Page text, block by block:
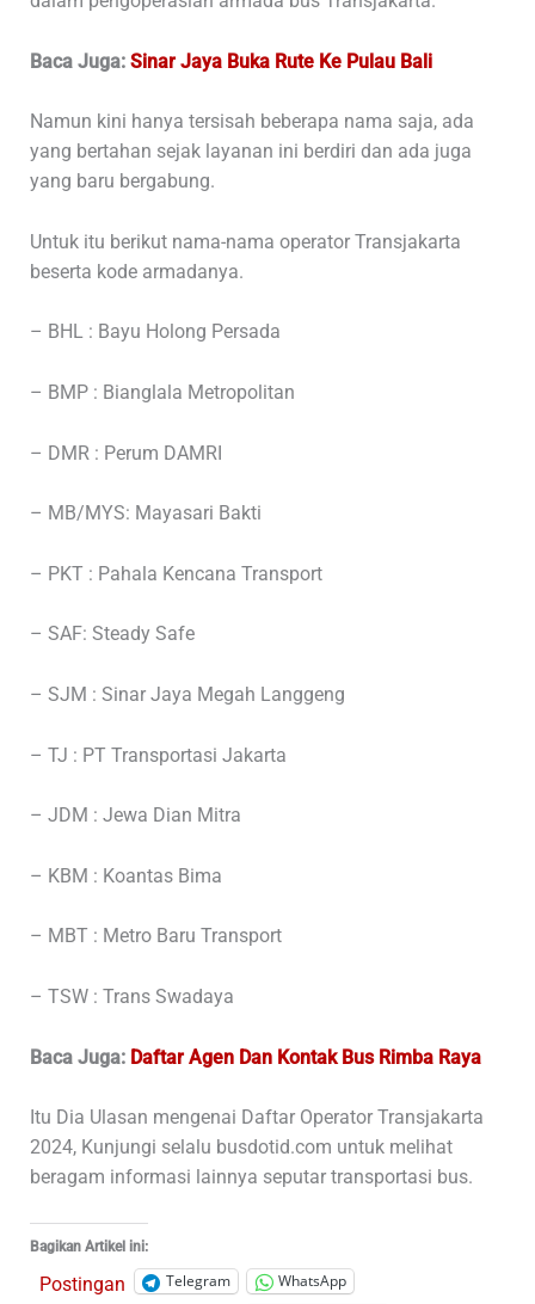
Baca Juga: Sinar Jaya Buka Rute Ke Pulau Bali
Namun kini hanya tersisah beberapa nama saja, ada
yang bertahan sejak layanan ini berdiri dan ada juga
yang baru bergabung.
Untuk itu berikut nama-nama operator Transjakarta
beserta kode armadanya.
– BHL : Bayu Holong Persada
– BMP : Bianglala Metropolitan
– DMR : Perum DAMRI
– MB/MYS: Mayasari Bakti
– PKT : Pahala Kencana Transport
– SAF: Steady Safe
– SJM : Sinar Jaya Megah Langgeng
– TJ : PT Transportasi Jakarta
– JDM : Jewa Dian Mitra
– KBM : Koantas Bima
– MBT : Metro Baru Transport
– TSW : Trans Swadaya
Baca Juga: Daftar Agen Dan Kontak Bus Rimba Raya
Itu Dia Ulasan mengenai Daftar Operator Transjakarta
2024, Kunjungi selalu busdotid.com untuk melihat
beragam informasi lainnya seputar transportasi bus.
Bagikan Artikel ini:
Postingan Telegram WhatsApp